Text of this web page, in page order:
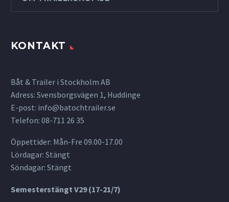
KONTAKT
Båt & Trailer i Stockholm AB
Adress: Svensborgsvägen 1, Huddinge
E-post: info@batochtrailer.se
Telefon: 08-711 26 35
Öppettider: Mån-Fre 09.00-17.00
Lördagar: Stängt
Söndagar: Stängt
Semesterstängt V29 (17-21/7)